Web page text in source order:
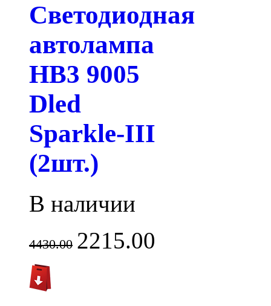
Светодиодная
автолампа
HB3 9005
Dled
Sparkle-III
(2шт.)
В наличии
4430.00 2215.00